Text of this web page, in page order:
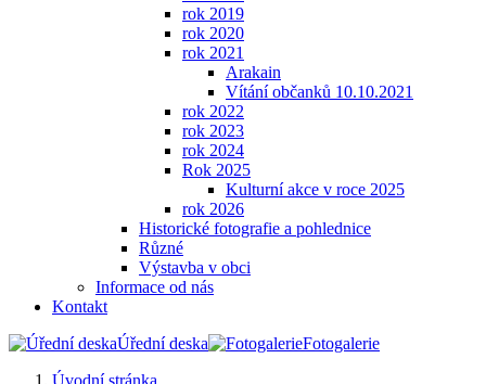
rok 2019
rok 2020
rok 2021
Arakain
Vítání občanků 10.10.2021
rok 2022
rok 2023
rok 2024
Rok 2025
Kulturní akce v roce 2025
rok 2026
Historické fotografie a pohlednice
Různé
Výstavba v obci
Informace od nás
Kontakt
Úřední deska
Fotogalerie
Úvodní stránka